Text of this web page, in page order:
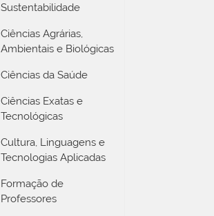
Sustentabilidade
Ciências Agrárias,
Ambientais e Biológicas
Ciências da Saúde
Ciências Exatas e
Tecnológicas
Cultura, Linguagens e
Tecnologias Aplicadas
Formação de
Professores